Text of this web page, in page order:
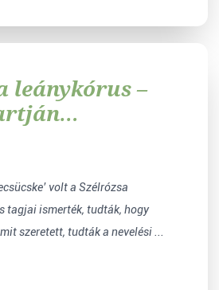
leánykórus –
volt a Szélrózsa
tagjai ismerték, tudták, hogy
szeretett, tudták a nevelési ...